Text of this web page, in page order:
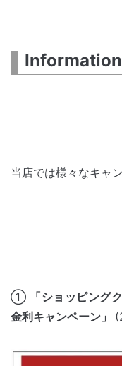
Information
当店では様々なキャ
① 「ショッピング
金利キャンペーン」